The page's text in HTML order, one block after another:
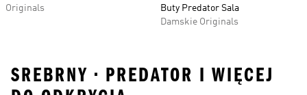
Originals
Buty Predator Sala
Damskie Originals
SREBRNY • PREDATOR I WIĘCEJ